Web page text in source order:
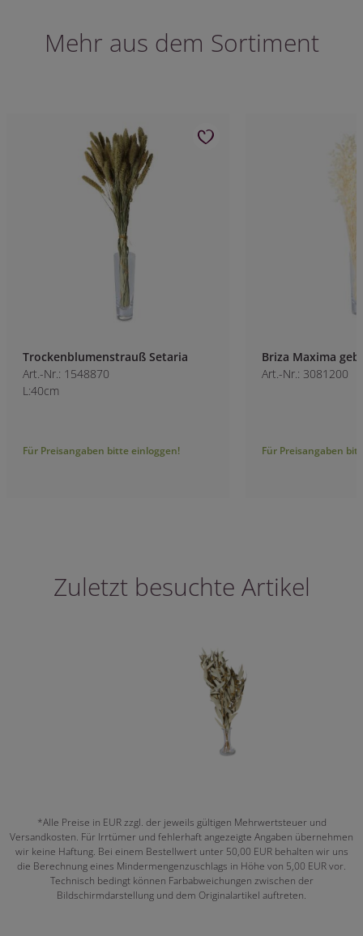
Mehr aus dem Sortiment
Trockenblumenstrauß Setaria
Art.-Nr.: 1548870
L:40cm
Für Preisangaben bitte einloggen!
Briza Maxima
Art.-Nr.: 3081200
Für Preisangaben
Zuletzt besuchte Artikel
*Alle Preise in EUR zzgl. der jeweils gültigen Mehrwertsteuer und
Versandkosten. Für Irrtümer und fehlerhaft angezeigte Angaben übernehmen
wir keine Haftung. Bei einem Bestellwert unter 50,00 EUR behalten wir uns
die Berechnung eines Mindermengenzuschlags in Höhe von 5,00 EUR vor.
Technisch bedingt können Farbabweichungen zwischen der
Bildschirmdarstellung und dem Originalartikel auftreten.